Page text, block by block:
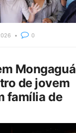
0
Mongaguá
de jovem
família de